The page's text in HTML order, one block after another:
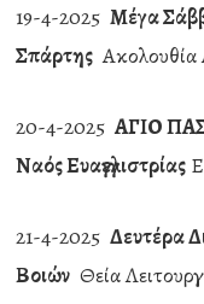
19-4-2025Μέγα
Σπάρτης Ακολουθία
20-4-2025ΑΓΙΟ
Ναός Ευαγγελιστρίας
21-4-2025Δευτέρα
Βοιών Θεία